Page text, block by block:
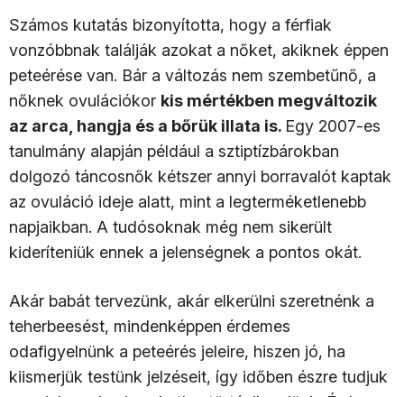
Számos kutatás bizonyította, hogy a férfiak
vonzóbbnak találják azokat a nőket, akiknek éppen
peteérése van. Bár a változás nem szembetűnő, a
nőknek ovulációkor kis mértékben megváltozik
az arca, hangja és a bőrük illata is. Egy 2007-es
tanulmány alapján például a sztiptízbárokban
dolgozó táncosnők kétszer annyi borravalót kaptak
az ovuláció ideje alatt, mint a legterméketlenebb
napjaikban. A tudósoknak még nem sikerült
kideríteniük ennek a jelenségnek a pontos okát.
Akár babát tervezünk, akár elkerülni szeretnénk a
teherbeesést, mindenképpen érdemes
odafigyelnünk a peteérés jeleire, hiszen jó, ha
kiismerjük testünk jelzéseit, így időben észre tudjuk